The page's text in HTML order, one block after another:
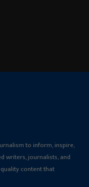
to inform, inspire,
writers, journalists, and
content that